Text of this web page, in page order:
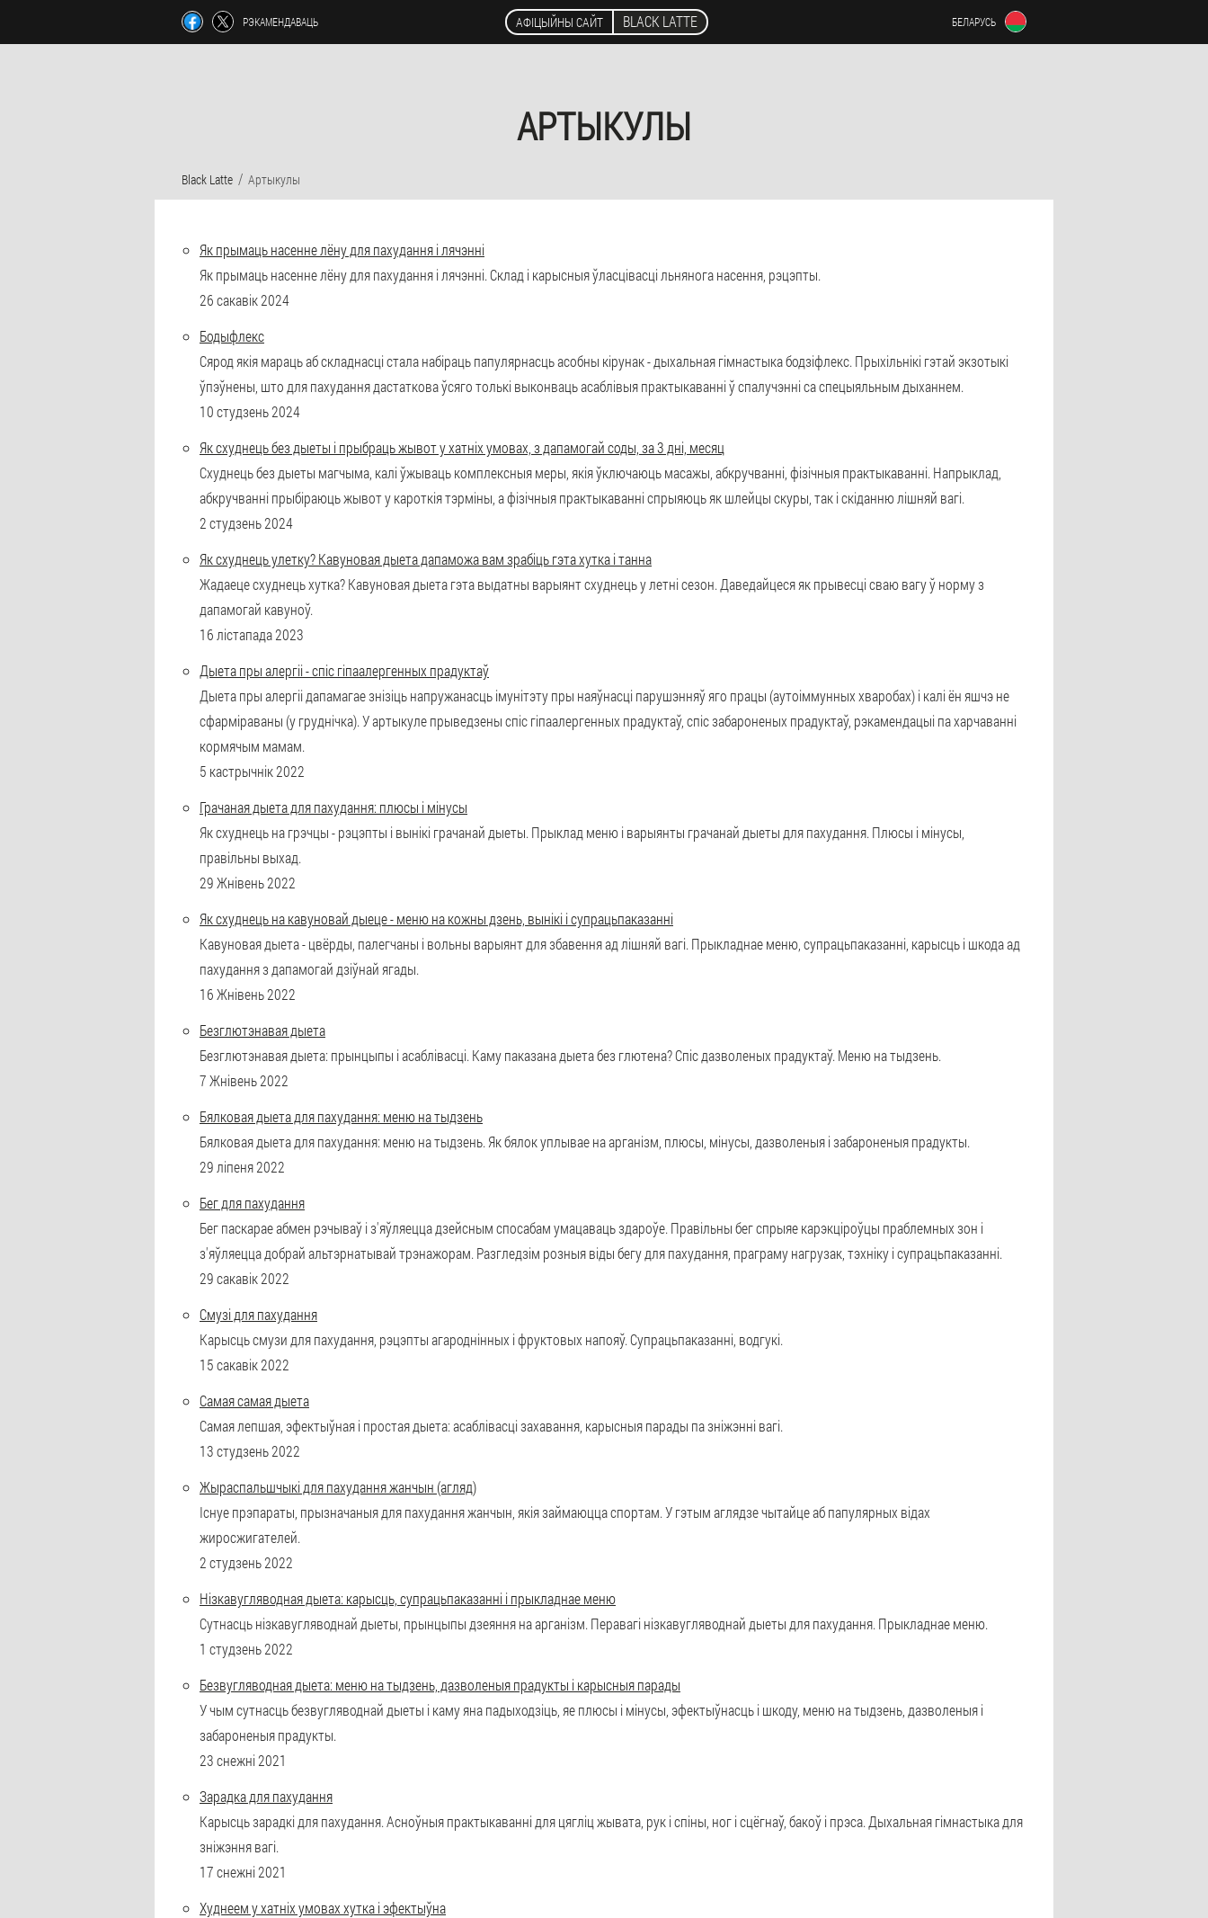
РЭКАМЕНДАВАЦЬ АФІЦЫЙНЫ САЙТ BLACK LATTE БЕЛАРУСЬ
АРТЫКУЛЫ
Black Latte Артыкулы
Як прымаць насенне лёну для пахудання і лячэнні
Як прымаць насенне лёну для пахудання і лячэнні. Склад і карысныя ўласцівасці льнянога насення, рэцэпты.
26 сакавік 2024
Бодыфлекс
Сярод якія мараць аб складнасці стала набіраць папулярнасць асобны кірунак - дыхальная гімнастыка бодзіфлекс. Прыхільнікі гэтай экзотыкі
ўпэўнены, што для пахудання дастаткова ўсяго толькі выконваць асаблівыя практыкаванні ў спалучэнні са спецыяльным дыханнем.
10 студзень 2024
Як схуднець без дыеты і прыбраць жывот у хатніх умовах, з дапамогай соды, за 3 дні, месяц
Схуднець без дыеты магчыма, калі ўжываць комплексныя меры, якія ўключаюць масажы, абкручванні, фізічныя практыкаванні. Напрыклад,
абкручванні прыбіраюць жывот у кароткія тэрміны, а фізічныя практыкаванні спрыяюць як шлейцы скуры, так і скіданню лішняй вагі.
2 студзень 2024
Як схуднець улетку? Кавуновая дыета дапаможа вам зрабіць гэта хутка і танна
Жадаеце схуднець хутка? Кавуновая дыета гэта выдатны варыянт схуднець у летні сезон. Даведайцеся як прывесці сваю вагу ў норму з
дапамогай кавуноў.
16 лістапада 2023
Дыета пры алергіі - спіс гіпаалергенных прадуктаў
Дыета пры алергіі дапамагае знізіць напружанасць імунітэту пры наяўнасці парушэнняў яго працы (аутоіммунных хваробах) і калі ён яшчэ не
сфарміраваны (у груднічка). У артыкуле прыведзены спіс гіпаалергенных прадуктаў, спіс забароненых прадуктаў, рэкамендацыі па харчаванні
кормячым мамам.
5 кастрычнік 2022
Грачаная дыета для пахудання: плюсы і мінусы
Як схуднець на грэчцы - рэцэпты і вынікі грачанай дыеты. Прыклад меню і варыянты грачанай дыеты для пахудання. Плюсы і мінусы,
правільны выхад.
29 Жнівень 2022
Як схуднець на кавуновай дыеце - меню на кожны дзень, вынікі і супрацьпаказанні
Кавуновая дыета - цвёрды, палегчаны і вольны варыянт для збавення ад лішняй вагі. Прыкладнае меню, супрацьпаказанні, карысць і шкода ад
пахудання з дапамогай дзіўнай ягады.
16 Жнівень 2022
Безглютэнавая дыета
Безглютэнавая дыета: прынцыпы і асаблівасці. Каму паказана дыета без глютена? Спіс дазволеных прадуктаў. Меню на тыдзень.
7 Жнівень 2022
Бялковая дыета для пахудання: меню на тыдзень
Бялковая дыета для пахудання: меню на тыдзень. Як бялок уплывае на арганізм, плюсы, мінусы, дазволеныя і забароненыя прадукты.
29 ліпеня 2022
Бег для пахудання
Бег паскарае абмен рэчываў і з'яўляецца дзейсным спосабам умацаваць здароўе. Правільны бег спрыяе карэкціроўцы праблемных зон і
з'яўляецца добрай альтэрнатывай трэнажорам. Разгледзім розныя віды бегу для пахудання, праграму нагрузак, тэхніку і супрацьпаказанні.
29 сакавік 2022
Смузі для пахудання
Карысць смузи для пахудання, рэцэпты агароднінных і фруктовых напояў. Супрацьпаказанні, водгукі.
15 сакавік 2022
Самая самая дыета
Самая лепшая, эфектыўная і простая дыета: асаблівасці захавання, карысныя парады па зніжэнні вагі.
13 студзень 2022
Жыраспальшчыкі для пахудання жанчын (агляд)
Існуе прэпараты, прызначаныя для пахудання жанчын, якія займаюцца спортам. У гэтым аглядзе чытайце аб папулярных відах
жиросжигателей.
2 студзень 2022
Нізкавугляводная дыета: карысць, супрацьпаказанні і прыкладнае меню
Сутнасць нізкавугляводнай дыеты, прынцыпы дзеяння на арганізм. Перавагі нізкавугляводнай дыеты для пахудання. Прыкладнае меню.
1 студзень 2022
Безвугляводная дыета: меню на тыдзень, дазволеныя прадукты і карысныя парады
У чым сутнасць безвугляводнай дыеты і каму яна падыходзіць, яе плюсы і мінусы, эфектыўнасць і шкоду, меню на тыдзень, дазволеныя і
забароненыя прадукты.
23 снежні 2021
Зарадка для пахудання
Карысць зарадкі для пахудання. Асноўныя практыкаванні для цягліц жывата, рук і спіны, ног і сцёгнаў, бакоў і прэса. Дыхальная гімнастыка для
зніжэння вагі.
17 снежні 2021
Худнеем у хатніх умовах хутка і эфектыўна